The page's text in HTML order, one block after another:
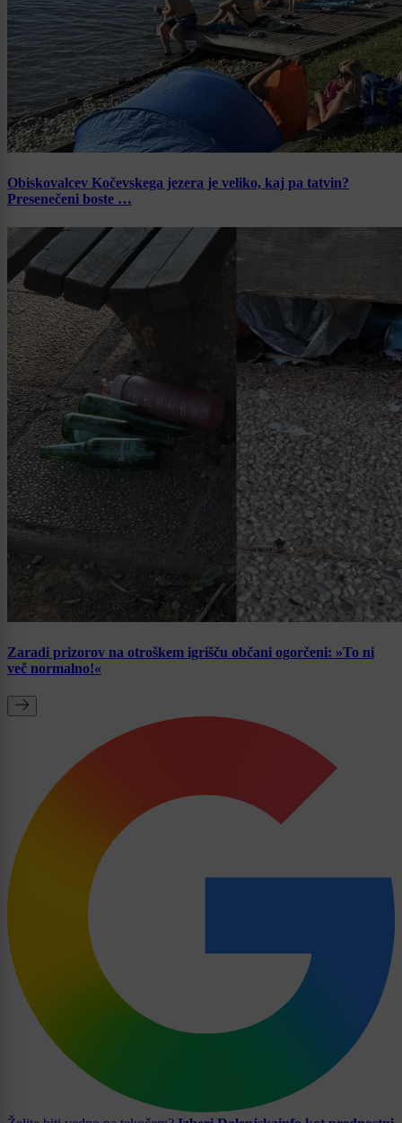
Obiskovalcev Kočevskega jezera je veliko, kaj pa tatvin?
Presenečeni boste …
Zaradi prizorov na otroškem igrišču občani ogorčeni: »To ni
več normalno!«